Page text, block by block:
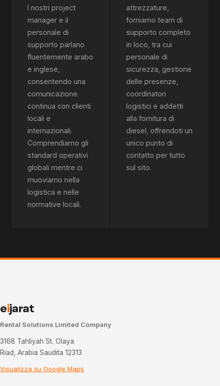
I nostri project
manager e il
personale di
supporto parlano
fluentemente arabo
e inglese,
consentendo una
comunicazione
continua con clienti
locali e
internazionali.
Comprendiamo gli
standard operativi
globali mentre ci
muoviamo nella
logistica e nelle
normative locali.
attrezzature,
forniamo team di
supporto completo
in loco, tra cui
personale di
sicurezza, gestione
delle presenze,
coordinatori
logistici e addetti
alla fornitura di
diesel, offrendoti un
unico punto di
contatto per tutto
sul sito.
eijarat
Rental Solutions Limited Company
3168 Tahliyah St. Olaya
Riad, Arabia Saudita 12313
Visualizza su Google Maps